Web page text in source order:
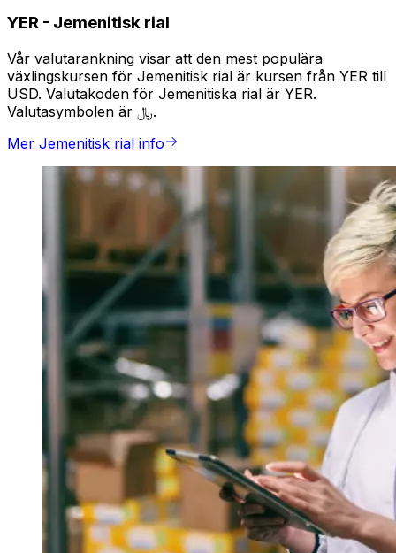
YER - Jemenitisk rial
Vår valutarankning visar att den mest populära
växlingskursen för Jemenitisk rial är kursen från YER till
USD. Valutakoden för Jemenitiska rial är YER.
Valutasymbolen är ﷼.
Mer Jemenitisk rial info